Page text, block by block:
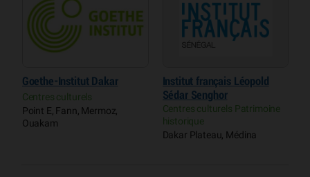
Goethe-Institut Dakar
Centres culturels
Point E, Fann, Mermoz,
Ouakam
Institut français Léopold
Sédar Senghor
Centres culturels Patrimoine
historique
Dakar Plateau, Médina